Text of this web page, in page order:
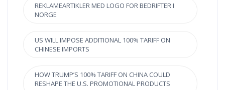
REKLAMEARTIKLER MED LOGO FOR BEDRIFTER I
NORGE
US WILL IMPOSE ADDITIONAL 100% TARIFF ON
CHINESE IMPORTS
HOW TRUMP’S 100% TARIFF ON CHINA COULD
RESHAPE THE U.S. PROMOTIONAL PRODUCTS